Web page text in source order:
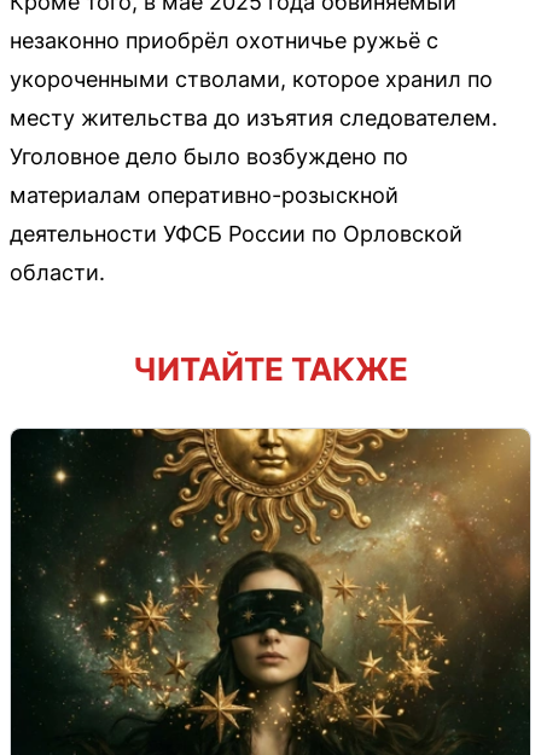
незаконно приобрёл охотничье ружьё с
укороченными стволами, которое хранил по
месту жительства до изъятия следователем.
Уголовное дело было возбуждено по
материалам оперативно-розыскной
деятельности УФСБ России по Орловской
области.
ЧИТАЙТЕ ТАКЖЕ